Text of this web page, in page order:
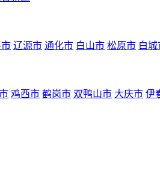
辽源市 通化市 白山市 松原市 白城
鸡西市 鹤岗市 双鸭山市 大庆市 伊